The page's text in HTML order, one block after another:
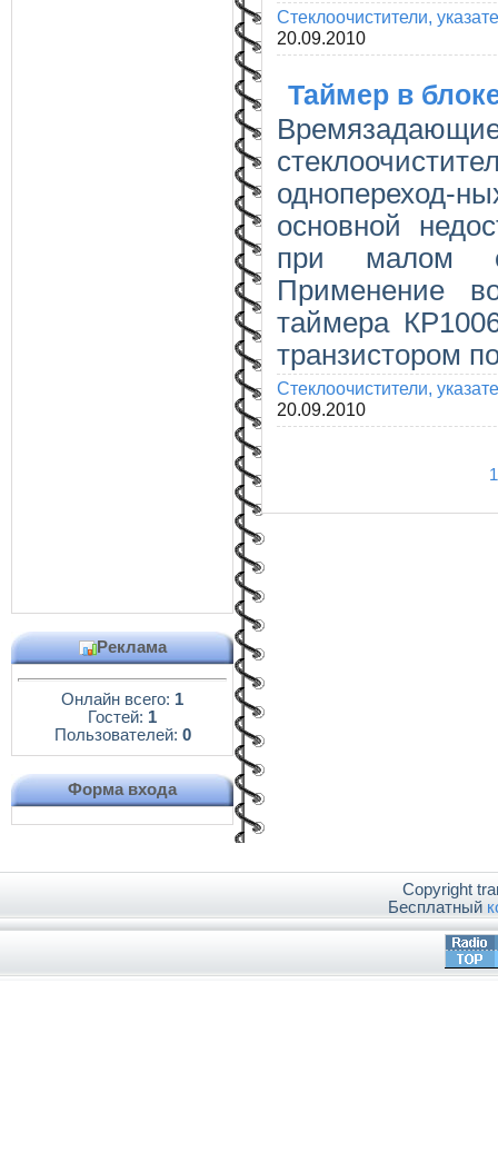
Реклама
Онлайн всего: 1
Гостей: 1
Пользователей: 0
Форма входа
Стеклоочистители,
20.09.2010
Таймер в
основной
при малом
Применение
таймера
транзистором
Стеклоочистители,
20.09.2010
Copyright
Бесплатный